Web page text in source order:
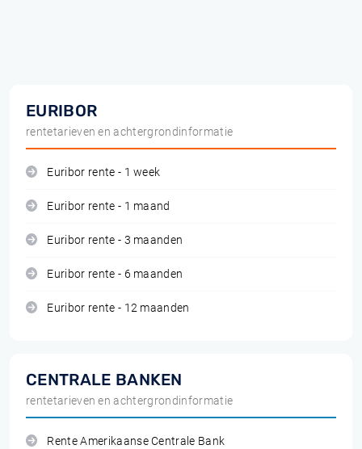
EURIBOR
rentetarieven en achtergrondinformatie
Euribor rente - 1 week
Euribor rente - 1 maand
Euribor rente - 3 maanden
Euribor rente - 6 maanden
Euribor rente - 12 maanden
CENTRALE BANKEN
rentetarieven en achtergrondinformatie
Rente Amerikaanse Centrale Bank